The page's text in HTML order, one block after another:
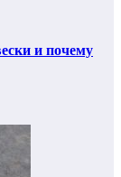
и почему